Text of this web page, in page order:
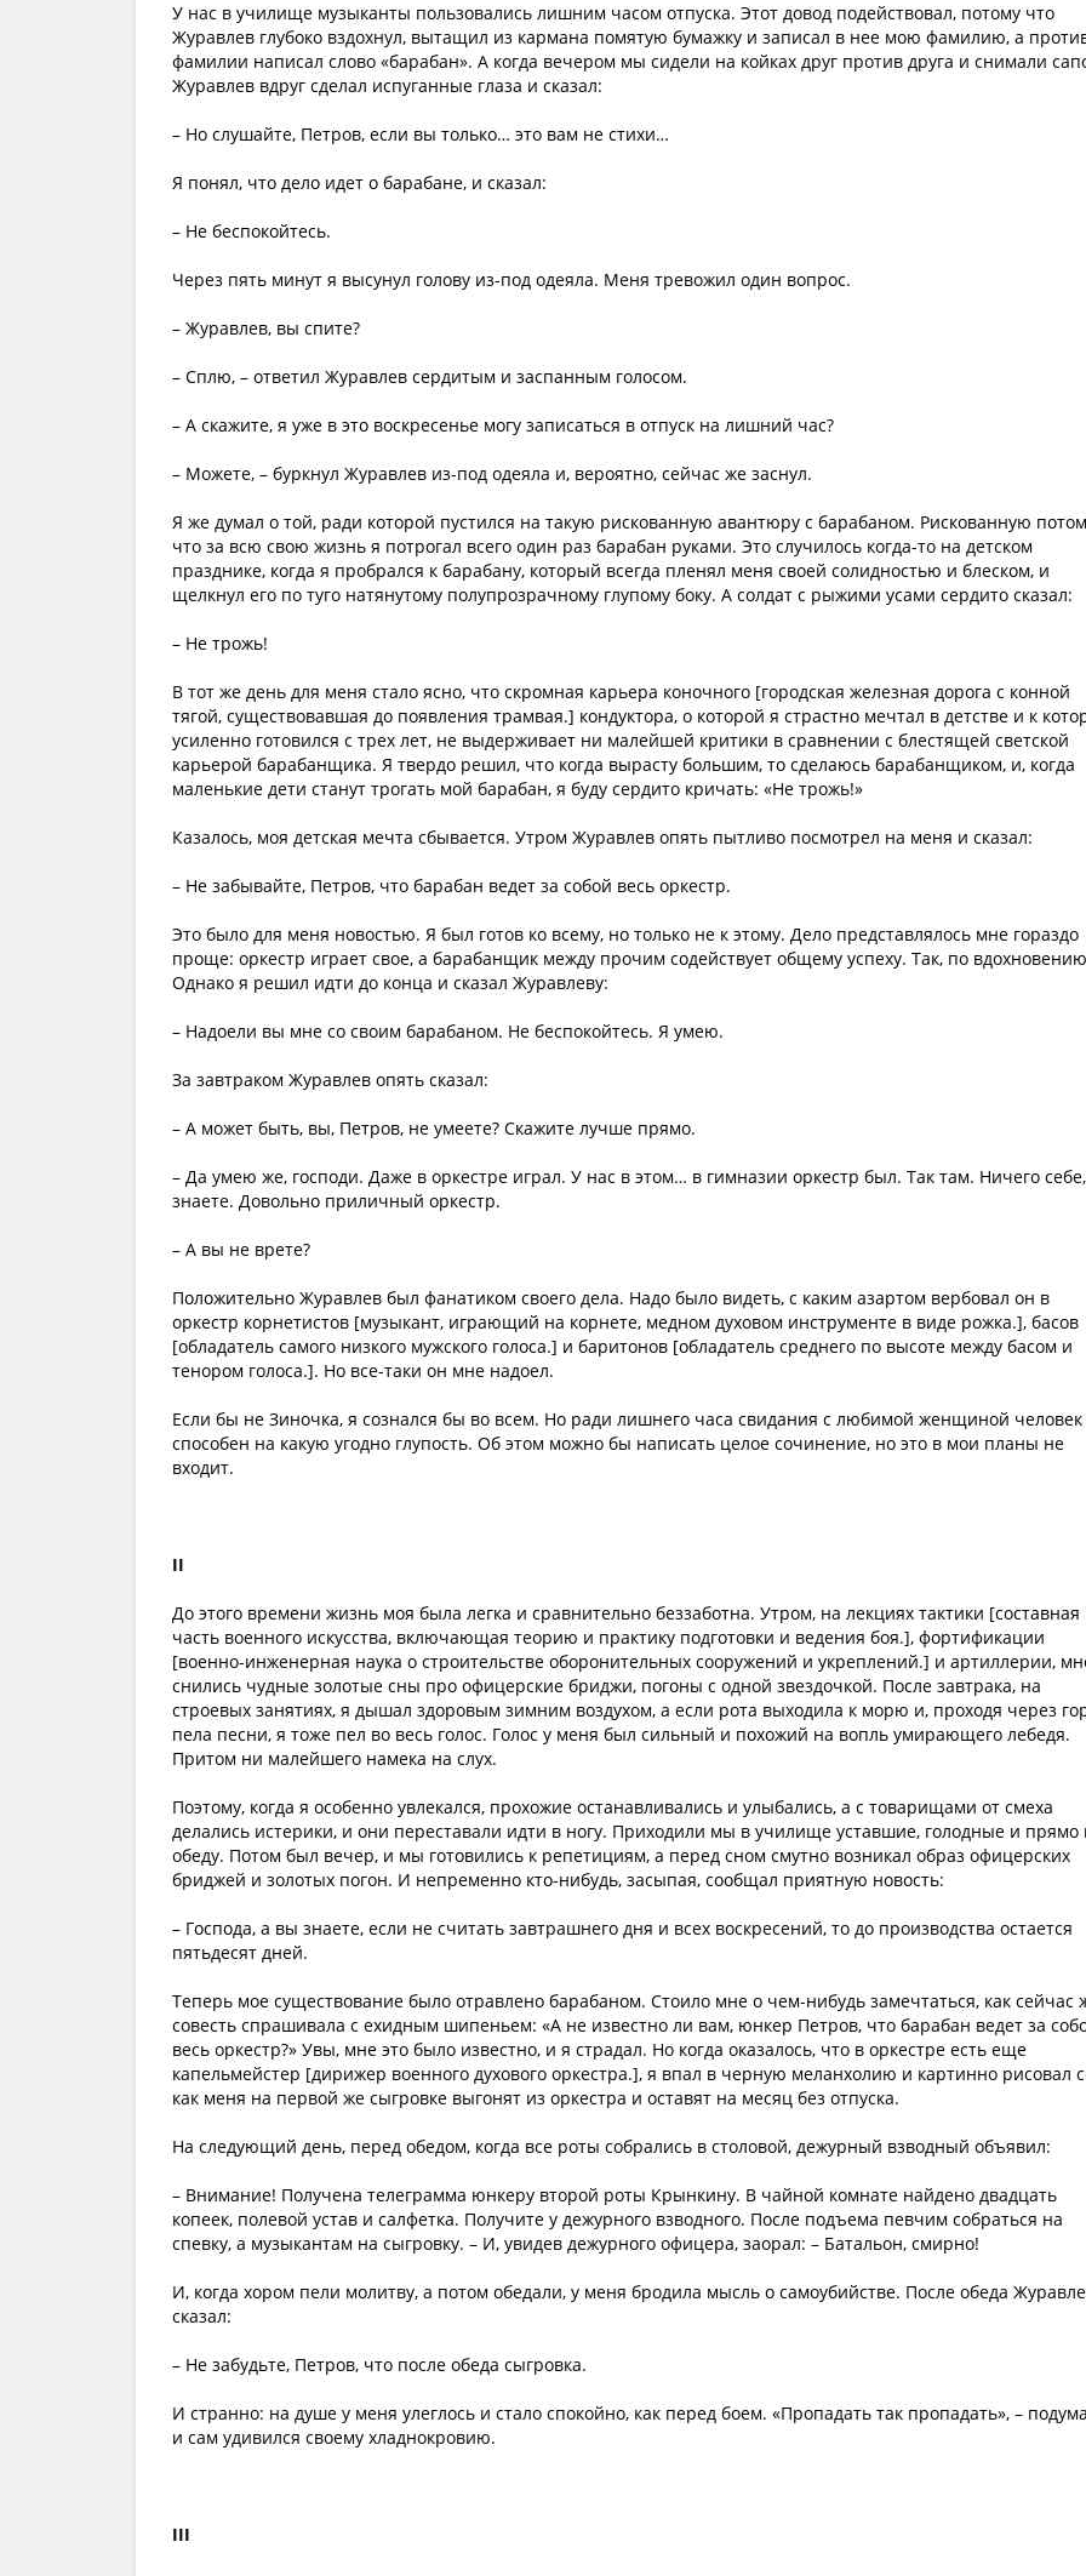
У нас в училище музыканты пользовались лишним часом отпуска. Этот довод подействовал, потому что
Журавлев глубоко вздохнул, вытащил из кармана помятую бумажку и записал в нее мою фамилию, а
фамилии написал слово «барабан». А когда вечером мы сидели на койках друг против друга и снимали
Журавлев вдруг сделал испуганные глаза и сказал:
– Но слушайте, Петров, если вы только… это вам не стихи…
Я понял, что дело идет о барабане, и сказал:
– Не беспокойтесь.
Через пять минут я высунул голову из-под одеяла. Меня тревожил один вопрос.
– Журавлев, вы спите?
– Сплю, – ответил Журавлев сердитым и заспанным голосом.
– А скажите, я уже в это воскресенье могу записаться в отпуск на лишний час?
– Можете, – буркнул Журавлев из-под одеяла и, вероятно, сейчас же заснул.
Я же думал о той, ради которой пустился на такую рискованную авантюру с барабаном. Рискованную
что за всю свою жизнь я потрогал всего один раз барабан руками. Это случилось когда-то на детском
празднике, когда я пробрался к барабану, который всегда пленял меня своей солидностью и блеском, и
щелкнул его по туго натянутому полупрозрачному глупому боку. А солдат с рыжими усами сердито сказал:
– Не трожь!
В тот же день для меня стало ясно, что скромная карьера коночного [городская железная дорога с конной
тягой, существовавшая до появления трамвая.] кондуктора, о которой я страстно мечтал в детстве и к
усиленно готовился с трех лет, не выдерживает ни малейшей критики в сравнении с блестящей светской
карьерой барабанщика. Я твердо решил, что когда вырасту большим, то сделаюсь барабанщиком, и, когда
маленькие дети станут трогать мой барабан, я буду сердито кричать: «Не трожь!»
Казалось, моя детская мечта сбывается. Утром Журавлев опять пытливо посмотрел на меня и сказал:
– Не забывайте, Петров, что барабан ведет за собой весь оркестр.
Это было для меня новостью. Я был готов ко всему, но только не к этому. Дело представлялось мне гораздо
проще: оркестр играет свое, а барабанщик между прочим содействует общему успеху. Так, по
Однако я решил идти до конца и сказал Журавлеву:
– Надоели вы мне со своим барабаном. Не беспокойтесь. Я умею.
За завтраком Журавлев опять сказал:
– А может быть, вы, Петров, не умеете? Скажите лучше прямо.
– Да умею же, господи. Даже в оркестре играл. У нас в этом… в гимназии оркестр был. Так там. Ничего себе,
знаете. Довольно приличный оркестр.
– А вы не врете?
Положительно Журавлев был фанатиком своего дела. Надо было видеть, с каким азартом вербовал он в
оркестр корнетистов [музыкант, играющий на корнете, медном духовом инструменте в виде рожка.], басов
[обладатель самого низкого мужского голоса.] и баритонов [обладатель среднего по высоте между басом и
тенором голоса.]. Но все-таки он мне надоел.
Если бы не Зиночка, я сознался бы во всем. Но ради лишнего часа свидания с любимой женщиной человек
способен на какую угодно глупость. Об этом можно бы написать целое сочинение, но это в мои планы не
входит.
II
До этого времени жизнь моя была легка и сравнительно беззаботна. Утром, на лекциях тактики [составная
часть военного искусства, включающая теорию и практику подготовки и ведения боя.], фортификации
[военно-инженерная наука о строительстве оборонительных сооружений и укреплений.] и артиллерии,
снились чудные золотые сны про офицерские бриджи, погоны с одной звездочкой. После завтрака, на
строевых занятиях, я дышал здоровым зимним воздухом, а если рота выходила к морю и, проходя через
пела песни, я тоже пел во весь голос. Голос у меня был сильный и похожий на вопль умирающего лебедя.
Притом ни малейшего намека на слух.
Поэтому, когда я особенно увлекался, прохожие останавливались и улыбались, а с товарищами от смеха
делались истерики, и они переставали идти в ногу. Приходили мы в училище уставшие, голодные и прямо
обеду. Потом был вечер, и мы готовились к репетициям, а перед сном смутно возникал образ офицерских
бриджей и золотых погон. И непременно кто-нибудь, засыпая, сообщал приятную новость:
– Господа, а вы знаете, если не считать завтрашнего дня и всех воскресений, то до производства остается
пятьдесят дней.
Теперь мое существование было отравлено барабаном. Стоило мне о чем-нибудь замечтаться, как сейчас
совесть спрашивала с ехидным шипеньем: «А не известно ли вам, юнкер Петров, что барабан ведет за
весь оркестр?» Увы, мне это было известно, и я страдал. Но когда оказалось, что в оркестре есть еще
капельмейстер [дирижер военного духового оркестра.], я впал в черную меланхолию и картинно рисовал
как меня на первой же сыгровке выгонят из оркестра и оставят на месяц без отпуска.
На следующий день, перед обедом, когда все роты собрались в столовой, дежурный взводный объявил:
– Внимание! Получена телеграмма юнкеру второй роты Крынкину. В чайной комнате найдено двадцать
копеек, полевой устав и салфетка. Получите у дежурного взводного. После подъема певчим собраться на
спевку, а музыкантам на сыгровку. – И, увидев дежурного офицера, заорал: – Батальон, смирно!
И, когда хором пели молитву, а потом обедали, у меня бродила мысль о самоубийстве. После обеда
сказал:
– Не забудьте, Петров, что после обеда сыгровка.
И странно: на душе у меня улеглось и стало спокойно, как перед боем. «Пропадать так пропадать», –
и сам удивился своему хладнокровию.
III